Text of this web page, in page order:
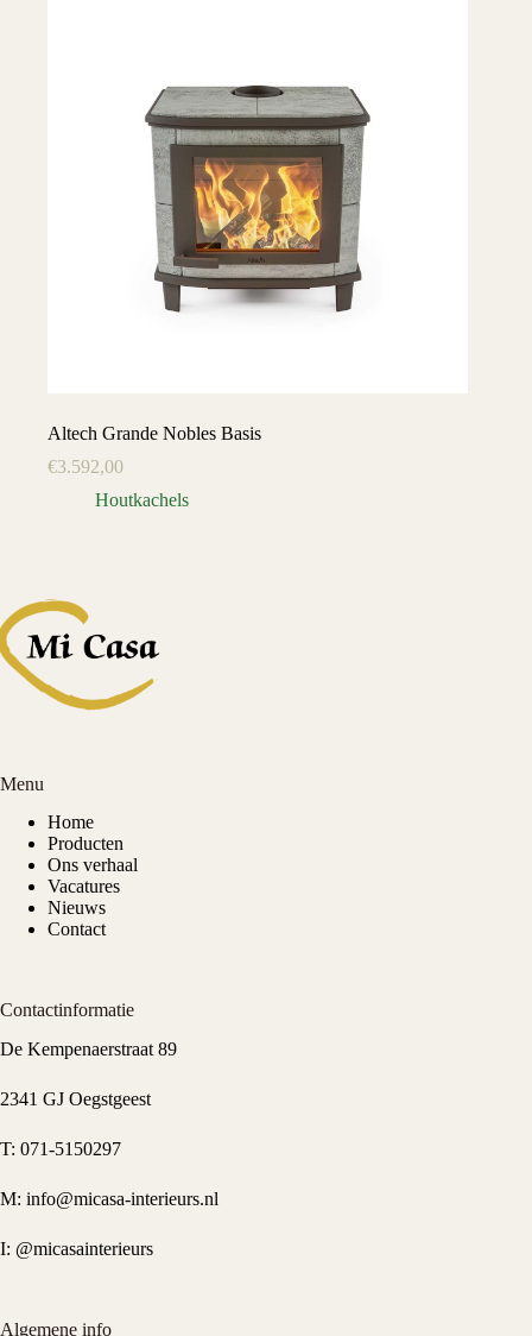
Altech Grande Nobles Basis
€3.592,00
Houtkachels
Menu
Home
Producten
Ons verhaal
Vacatures
Nieuws
Contact
Contactinformatie
De Kempenaerstraat 89
2341 GJ Oegstgeest
T: 071-5150297
M: info@micasa-interieurs.nl
I: @micasainterieurs
Algemene info